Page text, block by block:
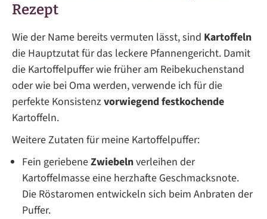
Rezept
Wie der Name bereits vermuten lässt, sind Kartoffeln
die Hauptzutat für das leckere Pfannengericht. Damit
die Kartoffelpuffer wie früher am Reibekuchenstand
oder wie bei Oma werden, verwende ich für die
perfekte Konsistenzvorwiegend festkochende
Kartoffeln.
Weitere Zutaten für meine Kartoffelpuffer:
Fein geriebeneZwiebelnverleihen der
Kartoffelmasse eine herzhafte Geschmacksnote.
Die Röstaromen entwickeln sich beim Anbraten der
Puffer.